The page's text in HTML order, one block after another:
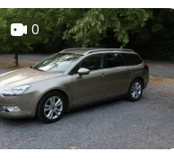
0